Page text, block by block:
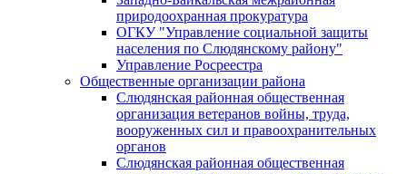
природоохранная прокуратура
ОГКУ "Управление социальной защиты
населения по Слюдянскому району"
Управление Росреестра
Общественные организации района
Слюдянская районная общественная
организация ветеранов войны, труда,
вооруженных сил и правоохранительных
органов
Слюдянская районная общественная